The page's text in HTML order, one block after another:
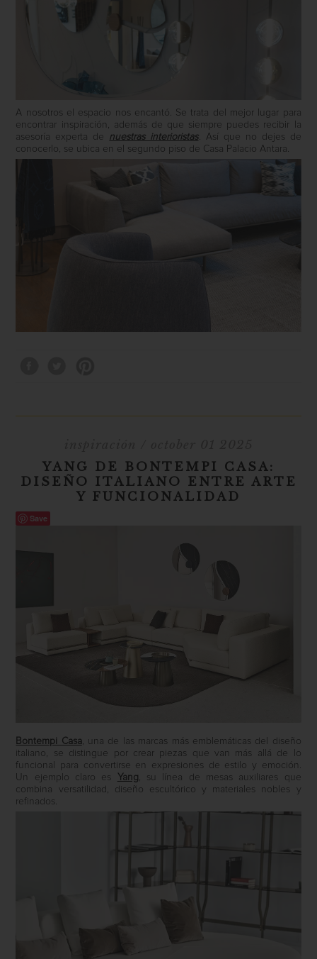
A nosotros el espacio nos encantó. Se trata del mejor lugar para
encontrar inspiración, además de que siempre puedes recibir la
asesoría experta de nuestras interioristas. Así que no dejes de
conocerlo, se ubica en el segundo piso de Casa Palacio Antara.
YANG DE BONTEMPI CASA:
DISEÑO ITALIANO ENTRE ARTE
Y FUNCIONALIDAD
Save
Bontempi Casa, una de las marcas más emblemáticas del diseño
italiano, se distingue por crear piezas que van más allá de lo
funcional para convertirse en expresiones de estilo y emoción.
Un ejemplo claro es Yang , su línea de mesas auxiliares que
combina versatilidad, diseño escultórico y materiales nobles y
refinados.